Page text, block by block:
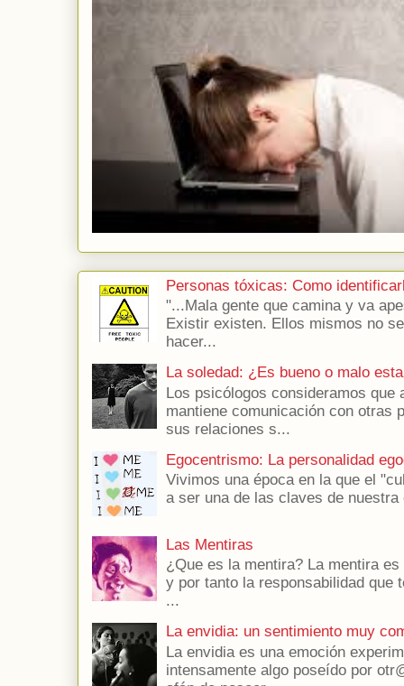
Personas tóxicas: Como
"...Mala gente que camina y va
Existir existen. Ellos mismos no
hacer...
La soledad: ¿Es bueno o malo
Los psicólogos consideramos que
mantiene comunicación con otras
sus relaciones s...
Egocentrismo: La personalidad
Vivimos una época en la que el
a ser una de las claves de
Las Mentiras
¿Que es la mentira? La mentira
y por tanto la responsabilidad que
...
La envidia: un sentimiento muy
La envidia es una emoción
intensamente algo poseído por